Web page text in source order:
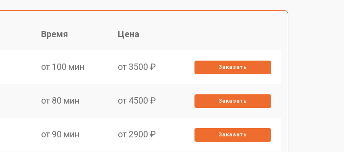
Время Цена
от 100 мин от 3500 ₽ Заказать
от 80 мин от 4500 ₽ Заказать
от 90 мин от 2900 ₽ Заказать